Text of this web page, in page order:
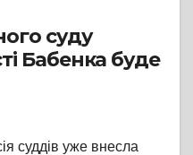
суду
суддів уже внесла